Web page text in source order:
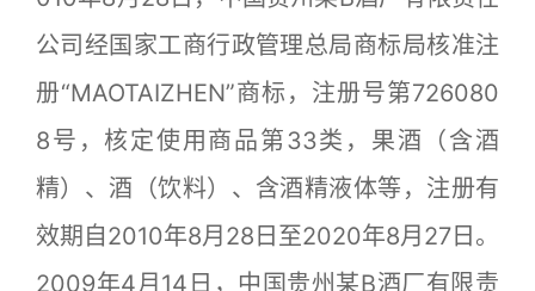
公司经国家工商行政管理总局商标局核准注
册“MAOTAIZHEN”商标，注册号第726080
8号，核定使用商品第33类，果酒（含酒
精）、酒（饮料）、含酒精液体等，注册有
效期自2010年8月28日至2020年8月27日。
2009年4月14日，中国贵州某B酒厂有限责